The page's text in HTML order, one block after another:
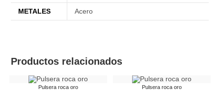
METALES Acero
Productos relacionados
Pulsera roca oro Pulsera roca oro